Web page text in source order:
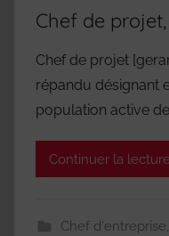
Chef de
Chef de projet
répandu désignant
population active
Continuer la lecture
Chef d'entreprise,